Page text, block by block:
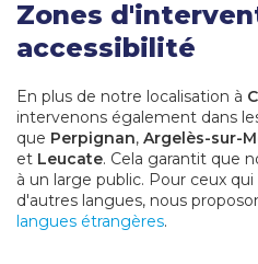
Zones
accessibilité
En plus de notre localisation à
intervenons également dans
que Perpignan, Argelès-sur-
et Leucate. Cela garantit que
à un large public. Pour ceux
d'autres langues, nous
langues étrangères.